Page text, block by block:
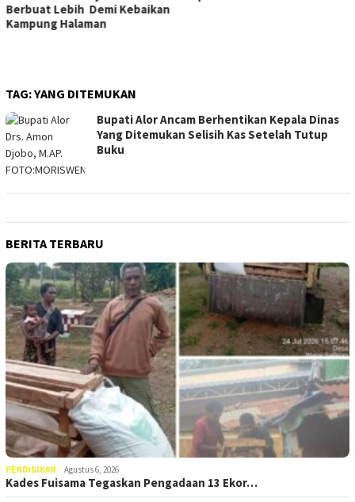
TAG:YANG DITEMUKAN
Bupati Alor Ancam Berhentikan Kepala Dinas
Yang Ditemukan Selisih Kas Setelah Tutup
Buku
BERITA TERBARU
PENDIDIKAN Agustus 6, 2026
Kades Fuisama Tegaskan Pengadaan 13 Ekor…